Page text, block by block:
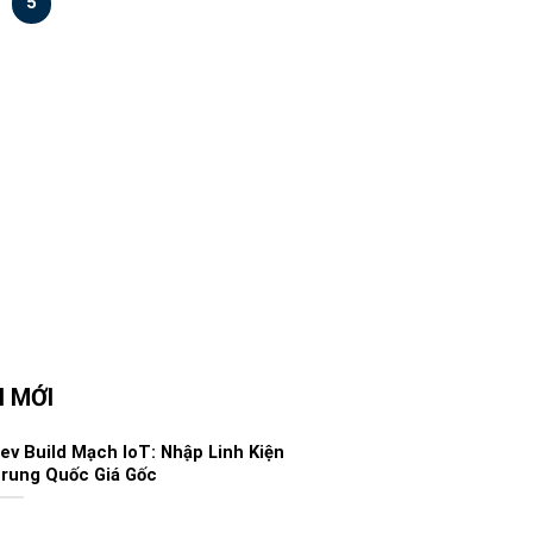
MỚI
Build Mạch IoT: Nhập Linh Kiện
Quốc Giá Gốc